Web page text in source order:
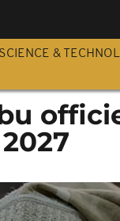
SCIENCE &